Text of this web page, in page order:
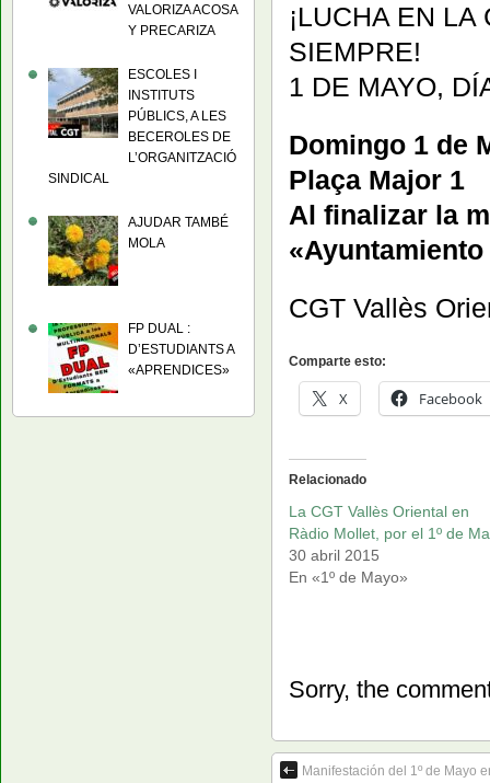
¡LUCHA EN
SIEMPRE!
1 DE MAYO,
Domingo 1 de
Plaça Major 1
Al finalizar la
CGT Vallès
Comparte esto:
X Facebook
Relacionado
La CGT Vallès Oriental en
Ràdio Mollet, por el 1º de
30 abril 2015
En «1º de Mayo»
Sorry, the
Manifestación del 1º de Mayo
VALORIZA ACOSA
Y PRECARIZA
ESCOLES I
INSTITUTS
PÚBLICS, A LES
BECEROLES DE
L’ORGANITZACIÓ
SINDICAL
AJUDAR TAMBÉ
MOLA
FP DUAL :
D’ESTUDIANTS A
«APRENDICES»